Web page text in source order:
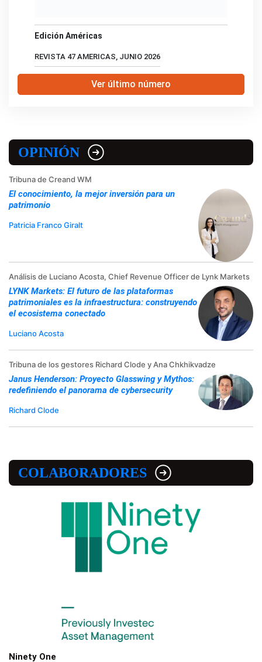
Edición Américas
REVISTA 47 AMERICAS, JUNIO 2026
Ver último número
OPINIÓN
Tribuna de Creand WM
El conocimiento, la mejor inversión para un
patrimonio
Patricia Franco Giralt
Análisis de Luciano Acosta, Chief Revenue Officer de Lynk Markets
LYNK Markets: El futuro de las plataformas
patrimoniales es la infraestructura: construyendo
el ecosistema conectado
Luciano Acosta
Tribuna de los gestores Richard Clode y Ana Chkhikvadze
Janus Henderson: Proyecto Glasswing y Mythos:
redefiniendo el panorama de cybersecurity
Richard Clode
COLABORADORES
Ninety One